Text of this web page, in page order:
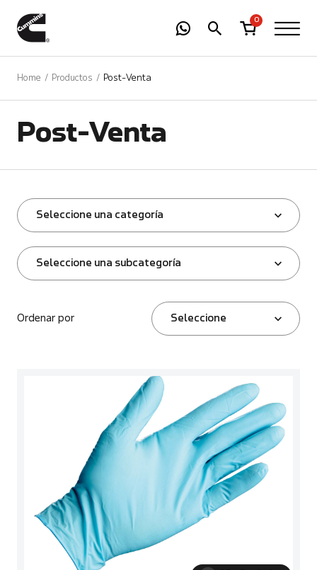
0
Home Productos Post-Venta
Post-Venta
Seleccione una categoría
Seleccione una subcategoría
Ordenar por Seleccione